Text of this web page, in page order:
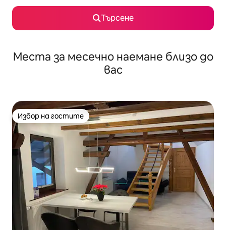
Търсене
Места за месечно наемане близо до
вас
Избор на гостите
Избор на гостите